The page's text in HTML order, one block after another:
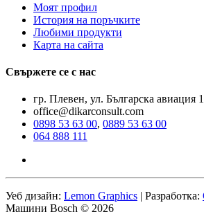
Моят профил
История на поръчките
Любими продукти
Карта на сайта
Свържете се с нас
гр. Плевен, ул. Българска авиация
office@dikarconsult.com
0898 53 63 00, 0889 53 63 00
064 888 111
Уеб дизайн: Lemon Graphics | Разработка:
Машини Bosch © 2026